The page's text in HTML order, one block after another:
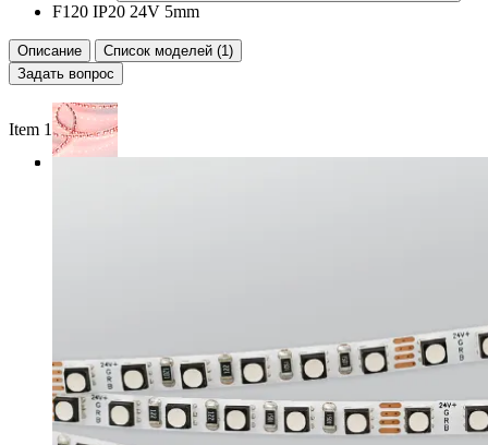
F120 IP20 24V 5mm
Описание
Список моделей (1)
Задать вопрос
Item 1 of 3